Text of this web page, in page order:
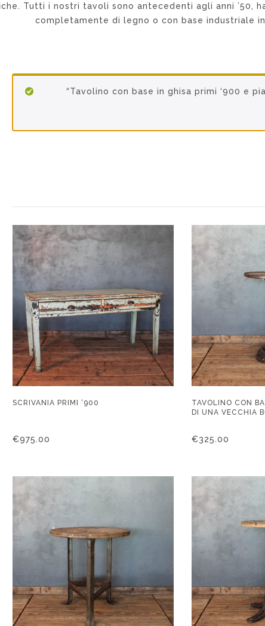
Tutti i nostri tavoli sono antecedenti agli anni ’50,
completamente di legno o con base industriale
“Tavolino con base in ghisa primi ‘900 e
SCRIVANIA PRIMI ‘900
€975.00
TAVOLINO CON
DI UNA VECCHIA
€325.00